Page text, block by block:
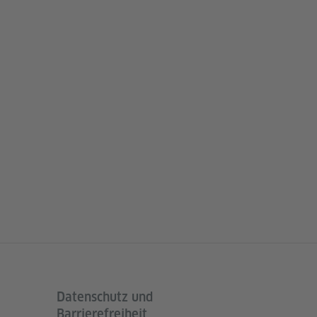
Datenschutz und
Barrierefreiheit